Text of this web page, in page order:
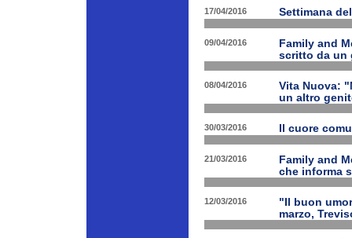
17/04/2016 Settimana
09/04/2016
Family and
scritto da un
08/04/2016
Vita Nuova:
un altro
30/03/2016 Il cuore
21/03/2016
Family and
che informa
12/03/2016
"Il buon
marzo,